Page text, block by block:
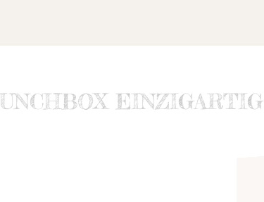
EINZIGARTIG